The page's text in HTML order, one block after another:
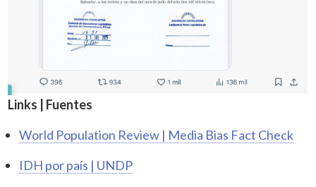
Links | Fuentes
World Population Review | Media Bias Fact Check
IDH por país | UNDP